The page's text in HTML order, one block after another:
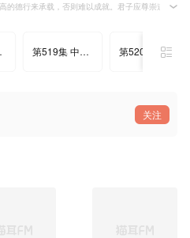
的德行来承载，否则难以成就。君子应尊崇道德修
专行 第519集 中庸：无征不信，不信民弗从 第520集 中庸：圣人的伟大之处
关注